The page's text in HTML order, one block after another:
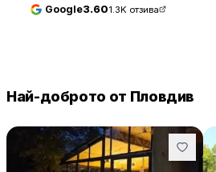
Google3.601.3K отзива
Най-доброто от Пловдив